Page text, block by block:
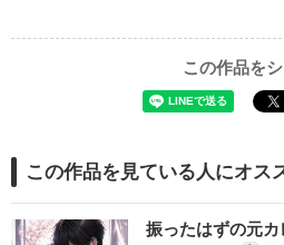
この作品を
この作品を見ている人にオス
振ったはずの元カ